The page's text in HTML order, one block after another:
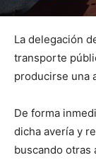
La delegación
transporte
producirse una
De forma
dicha avería y
buscando otras